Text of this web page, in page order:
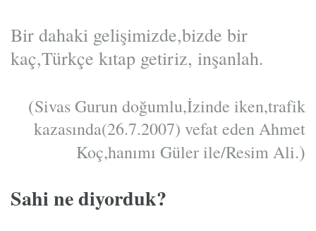
Bir dahaki gelişimizde,bizde bir
kaç,Türkçe kıtap getiriz, inşanlah.
(Sivas Gurun doğumlu,İzinde iken,trafik
kazasında(26.7.2007) vefat eden Ahmet
Koç,hanımı Güler ile/Resim Ali.)
Sahi ne diyorduk?